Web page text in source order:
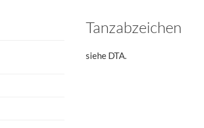
Tanzabzeichen
siehe DTA.